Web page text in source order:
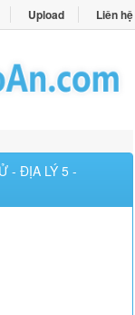
Upload Liên hệ
- ĐỊA LÝ 5 -